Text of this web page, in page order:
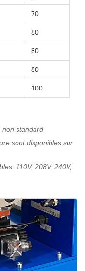
70
80
80
80
100
non standard
sont disponibles sur
110V, 208V, 240V,